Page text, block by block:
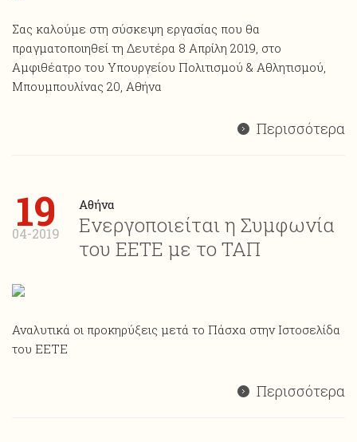
Σας καλούμε στη σύσκεψη εργασίας που θα
πραγματοποιηθεί τη Δευτέρα 8 Απρίλη 2019, στο
Αμφιθέατρο του Υπουργείου Πολιτισμού & Αθλητισμού,
Μπουμπουλίνας 20, Αθήνα
Περισσότερα
19
04-2019
Αθήνα
Ενεργοποιείται η Συμφωνία
του ΕΕΤΕ με το ΤΑΠ
Αναλυτικά οι προκηρύξεις μετά το Πάσχα στην Ιστοσελίδα
του ΕΕΤΕ
Περισσότερα